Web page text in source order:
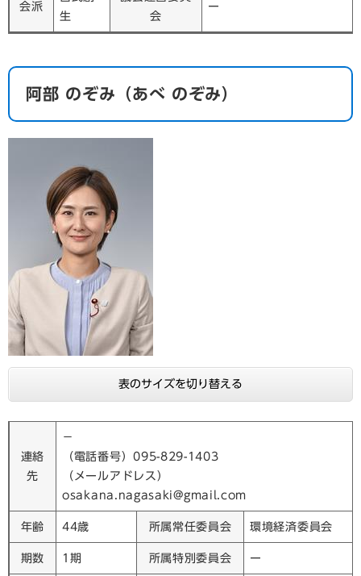
会派
生
会
ー
阿部 のぞみ（あべ のぞみ）​ ​
表のサイズを切り替える
連絡
先
－
（電話番号）095-829-1403
（メールアドレス）
osakana.nagasaki@gmail.com
年齢 44歳 所属常任委員会 環境経済委員会
期数 1期 所属特別委員会 ー